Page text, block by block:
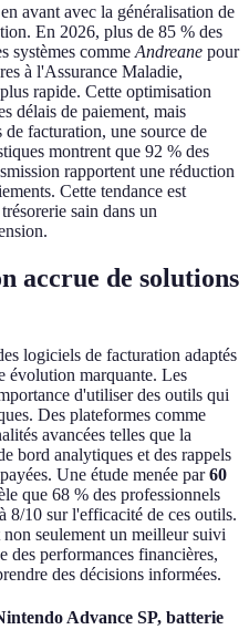
avant avec la généralisation de
En 2026, plus de 85 % des
systèmes comme Andreane pour
à l'Assurance Maladie,
rapide. Cette optimisation
délais de paiement, mais
facturation, une source de
montrent que 92 % des
rapportent une réduction
Cette tendance est
sain dans un
accrue de solutions
logiciels de facturation adaptés
évolution marquante. Les
d'utiliser des outils qui
Des plateformes comme
avancées telles que la
bord analytiques et des rappels
Une étude menée par60
que 68 % des professionnels
8/10 sur l'efficacité de ces outils.
seulement un meilleur suivi
des performances financières,
des décisions informées.
Advance SP, batterie